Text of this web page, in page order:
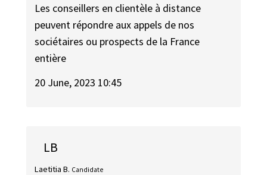
Les conseillers en clientèle à distance
peuvent répondre aux appels de nos
sociétaires ou prospects de la France
entière
20 June, 2023 10:45
LB
Laetitia B. Candidate